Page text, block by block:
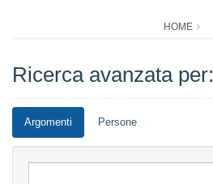
HOME
Ricerca avanzata per:
Argomenti Persone